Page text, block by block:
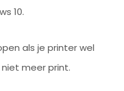
10.
als je printer wel
meer print.